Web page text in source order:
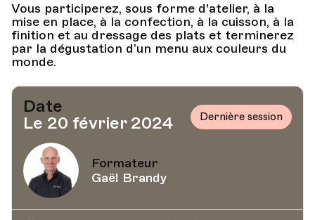
Vous participerez, sous forme d'atelier, à la
mise en place, à la confection, à la cuisson, à la
finition et au dressage des plats et terminerez
par la dégustation d’un menu aux couleurs du
monde.
Date
Le 20 février 2024
Dernière session
Formateur
Gaël Brandy